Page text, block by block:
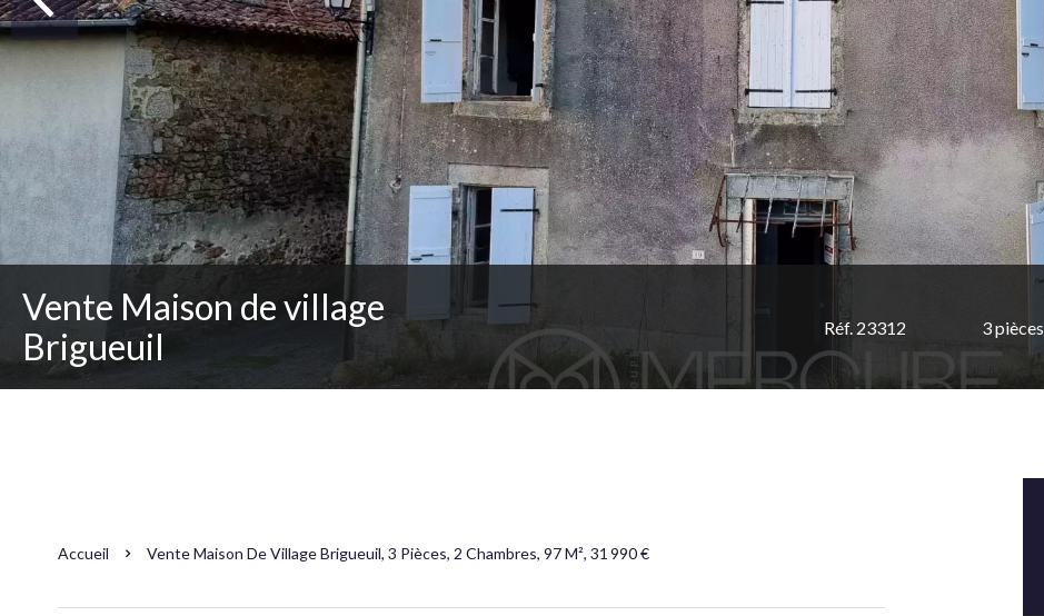
Vente Maison de village
Brigueuil
Réf. 23312 3 pièces
Accueil Vente Maison De Village Brigueuil, 3 Pièces, 2 Chambres, 97 M², 31 990 €